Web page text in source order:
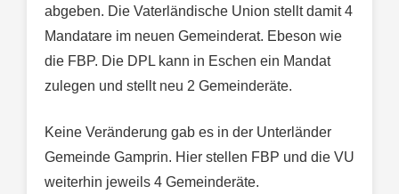
abgeben. Die Vaterländische Union stellt damit 4
Mandatare im neuen Gemeinderat. Ebeson wie
die FBP. Die DPL kann in Eschen ein Mandat
zulegen und stellt neu 2 Gemeinderäte.
Keine Veränderung gab es in der Unterländer
Gemeinde Gamprin. Hier stellen FBP und die VU
weiterhin jeweils 4 Gemeinderäte.